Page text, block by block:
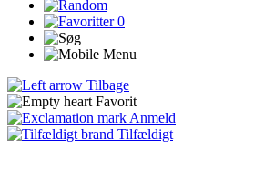
0
Tilbage
Favorit
Anmeld
Tilfældigt